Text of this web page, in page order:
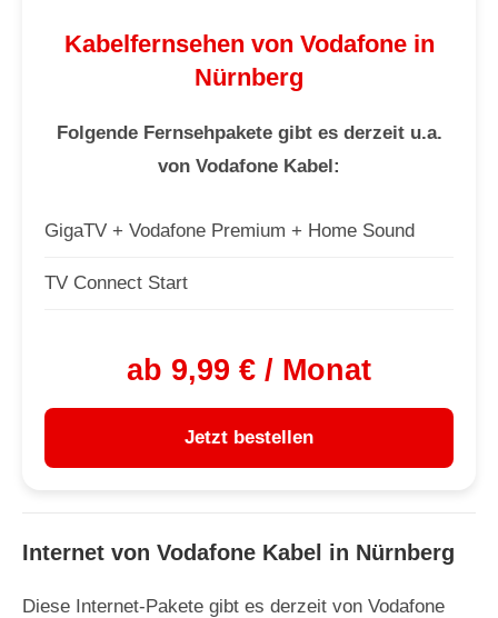
Kabelfernsehen von Vodafone in
Nürnberg
Folgende Fernsehpakete gibt es derzeit u.a.
von Vodafone Kabel:
GigaTV + Vodafone Premium + Home Sound
TV Connect Start
ab 9,99 € / Monat
Jetzt bestellen
Internet von Vodafone Kabel in Nürnberg
Diese Internet-Pakete gibt es derzeit von Vodafone